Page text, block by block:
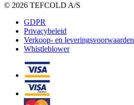
© 2026 TEFCOLD A/S
GDPR
Privacybeleid
Verkoop- en leveringsvoorwaarden
Whistleblower